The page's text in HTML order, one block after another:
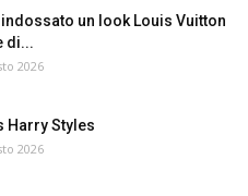
indossato un look Louis Vuitton
di...
2026
Harry Styles
2026